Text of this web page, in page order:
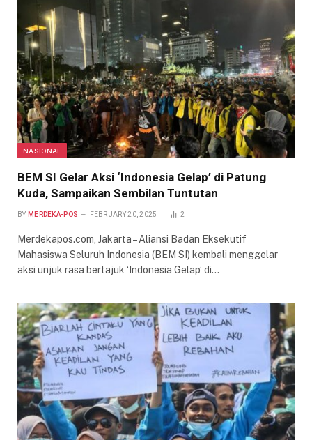
NASIONAL
BEM SI Gelar Aksi ‘Indonesia Gelap’ di Patung
Kuda, Sampaikan Sembilan Tuntutan
BY MERDEKA-POS FEBRUARY 20, 2025 2
Merdekapos.com, Jakarta – Aliansi Badan Eksekutif
Mahasiswa Seluruh Indonesia (BEM SI) kembali menggelar
aksi unjuk rasa bertajuk ‘Indonesia Gelap’ di…